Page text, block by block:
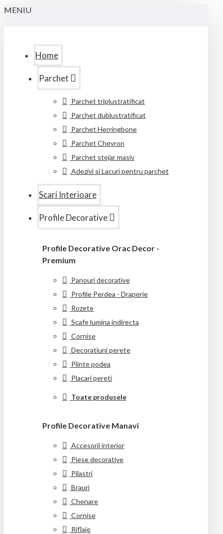
MENIU
Home
Parchet
Parchet triplustratificat
Parchet dublustratificat
Parchet Herringbone
Parchet Chevron
Parchet stejar masiv
Adezivi si Lacuri pentru parchet
Scari Interioare
Profile Decorative
Profile Decorative Orac Decor -
Premium
Panouri decorative
Profile Perdea - Draperie
Rozete
Scafe lumina indirecta
Cornise
Decoratiuni perete
Plinte podea
Placari pereti
Toate produsele
Profile Decorative Manavi
Accesorii interior
Piese decorative
Pilastri
Brauri
Chenare
Cornise
Riflaje